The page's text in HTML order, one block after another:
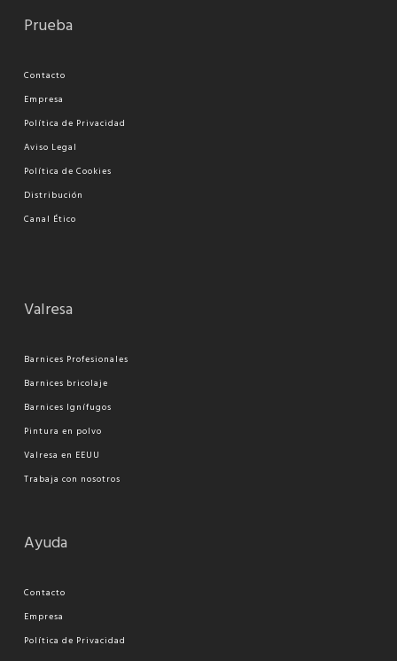
Prueba
Contacto
Empresa
Política de Privacidad
Aviso Legal
Política de Cookies
Distribución
Canal Ético
Valresa
Barnices Profesionales
Barnices bricolaje
Barnices Ignífugos
Pintura en polvo
Valresa en EEUU
Trabaja con nosotros
Ayuda
Contacto
Empresa
Política de Privacidad